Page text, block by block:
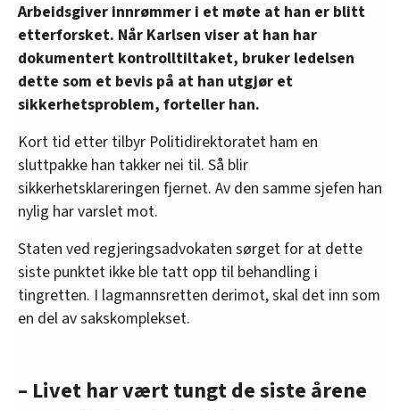
Arbeidsgiver innrømmer i et møte at han er blitt
etterforsket. Når Karlsen viser at han har
dokumentert kontrolltiltaket, bruker ledelsen
dette som et bevis på at han utgjør et
sikkerhetsproblem, forteller han.
Kort tid etter tilbyr Politidirektoratet ham en
sluttpakke han takker nei til. Så blir
sikkerhetsklareringen fjernet. Av den samme sjefen han
nylig har varslet mot.
Staten ved regjeringsadvokaten sørget for at dette
siste punktet ikke ble tatt opp til behandling i
tingretten. I lagmannsretten derimot, skal det inn som
en del av sakskomplekset.
– Livet har vært tungt de siste årene